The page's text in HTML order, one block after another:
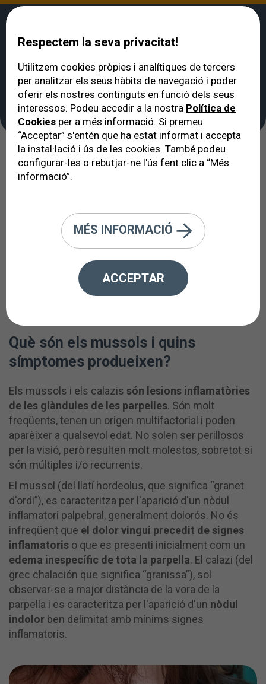
VERTE Mussols i calazis
Mussols i calazis
Els molestos mussols i els calazis
tingut un mussol o un calazi (també anomenat quist
meibomià) en algun moment de la seva vida, pot ser
que, fins i tot, nosaltres mateixos hàgim
experimentat els molestos símptomes d'aquesta
afecció. En aquest article t’expliquem en què
consisteixen aquestes inflamacions palpebrals i què
Què són els mussols i quins
símptomes produeixen?
Els mussols i els calazis són lesions inflamatòries
de les glàndules de les parpelles. Són molt
freqüents, tenen un origen multifactorial i poden
aparèixer a qualsevol edat. No solen ser perillosos
per la visió, però resulten molt molestos, sobretot si
són múltiples i/o recurrents.
El mussol (del llatí hordeolus, que significa “granet
d'ordi”), es caracteritza per l'aparició d'un nòdul
inflamatori palpebral, generalment dolorós. No és
infreqüent que el dolor vingui precedit de signes
inflamatoris o que es presenti inicialment com un
edema inespecífic de tota la parpella. El calazi (del
grec chalación que significa “granissa”), sol
observar-se a major distància de la vora de la
parpella i es caracteritza per l'aparició d'un nòdul
indolor ben delimitat amb mínims signes
inflamatoris.
Respectem la seva privacitat!
Utilitzem cookies pròpies i analítiques de tercers
per analitzar els seus hàbits de navegació i poder
oferir els nostres continguts en funció dels seus
interessos. Podeu accedir a la nostra Política de
Cookies per a més informació. Si premeu
“Acceptar” s'entén que ha estat informat i accepta
la instal·lació i ús de les cookies. També podeu
configurar-les o rebutjar-ne l'ús fent clic a “Més
informació”.
MÉS INFORMACIÓ
ACCEPTAR